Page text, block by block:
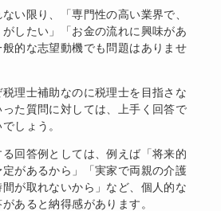
い限り、「専門性の高い業界で、
したい」「お金の流れに興味があ
的な志望動機でも問題はありませ
理士補助なのに税理士を目指さな
た質問に対しては、上手く回答で
しょう。
る回答例としては、例えば「将来的
があるから」「実家で両親の介護
が取れないから」など、個人的な
あると納得感があります。